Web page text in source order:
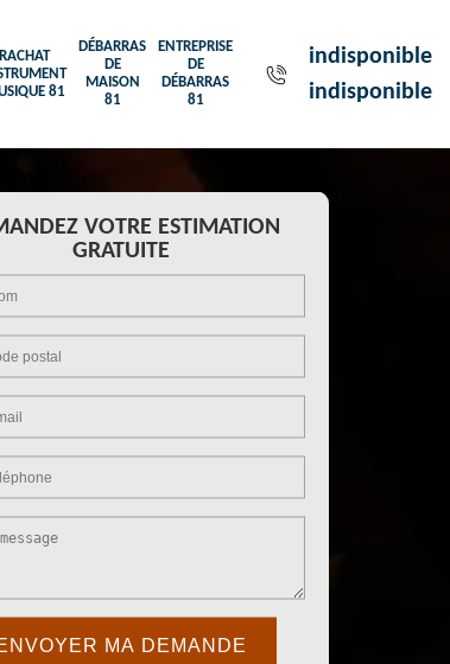
RACHAT
81
DÉBARRAS
DE
MAISON
81
ENTREPRISE
DE
DÉBARRAS
81
indisponible
indisponible
VOTRE ESTIMATION
GRATUITE